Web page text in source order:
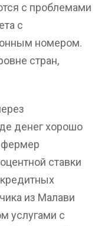
с проблемами
с
номером.
стран,
денег хорошо
фермер
ставки
из Малави
услугами с